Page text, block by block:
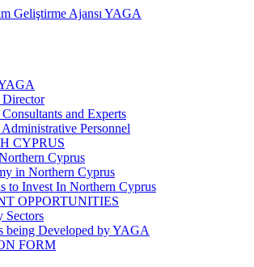
and Experts
Personnel
CYPRUS
Cyprus
in Northern Cyprus
to Invest In Northern Cyprus
OPPORTUNITIES
Sectors
being Developed by YAGA
FORM